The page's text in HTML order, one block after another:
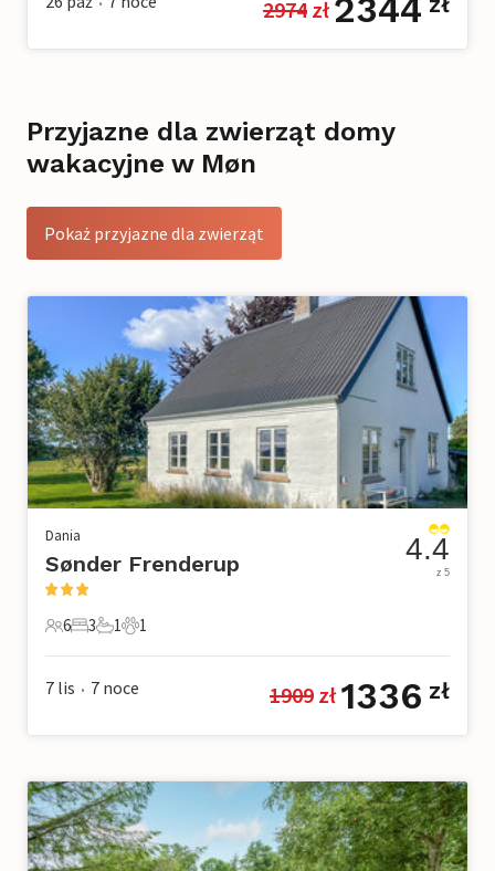
• 2974 zł 2344
Przyjazne dla zwierząt domy
wakacyjne w Møn
Pokaż przyjazne dla zwierząt
Dania
Sønder Frenderup
6 Goście
6
3 Sypialnie
3
1 Łazienka
1
1 Zwierzę domowe
1
4.4
z 5
7 lis • 7 noce 1909 zł 1336 zł